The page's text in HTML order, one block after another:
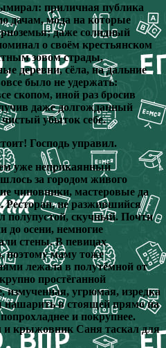
приличная публика
дачам, мода на которые
даже солидный
о своём крестьянском
зовом страды,
деревни, сёла, на дальние
было не удержать:
скопом, иной раз бросив
даже долгожданный
убыток себе.
Господь управил.
уже неприкаянный
за городом живого
чиновники, мастеровые да
Ресторан, не разжившийся
полупустой, скучный. Почти
до осени, немногие
стены. В певицах
поэтому маму тоже
лежала в полутёмной от
простёганной
угрюмая, изредка
нашарить в стоящей прямо на
и покрупнее.
крыжовник Саня таскал для